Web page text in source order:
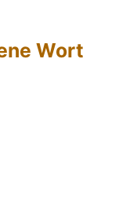
Wort